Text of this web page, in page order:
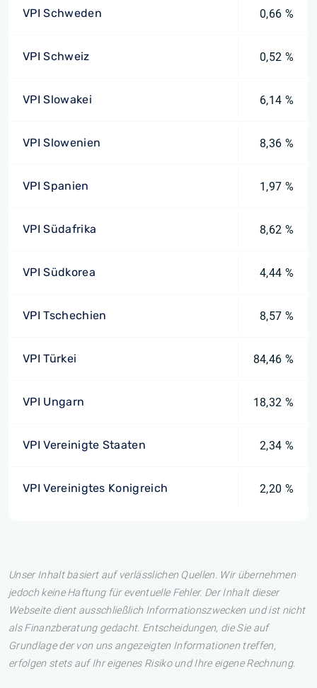
VPI Schweden 0,66 %
VPI Schweiz 0,52 %
VPI Slowakei 6,14 %
VPI Slowenien 8,36 %
VPI Spanien 1,97 %
VPI Südafrika 8,62 %
VPI Südkorea 4,44 %
VPI Tschechien 8,57 %
VPI Türkei 84,46 %
VPI Ungarn 18,32 %
VPI Vereinigte Staaten 2,34 %
VPI Vereinigtes Konigreich 2,20 %
Unser Inhalt basiert auf verlässlichen Quellen. Wir übernehmen
jedoch keine Haftung für eventuelle Fehler. Der Inhalt dieser
Webseite dient ausschließlich Informationszwecken und ist nicht
als Finanzberatung gedacht. Entscheidungen, die Sie auf
Grundlage der von uns angezeigten Informationen treffen,
erfolgen stets auf Ihr eigenes Risiko und Ihre eigene Rechnung.